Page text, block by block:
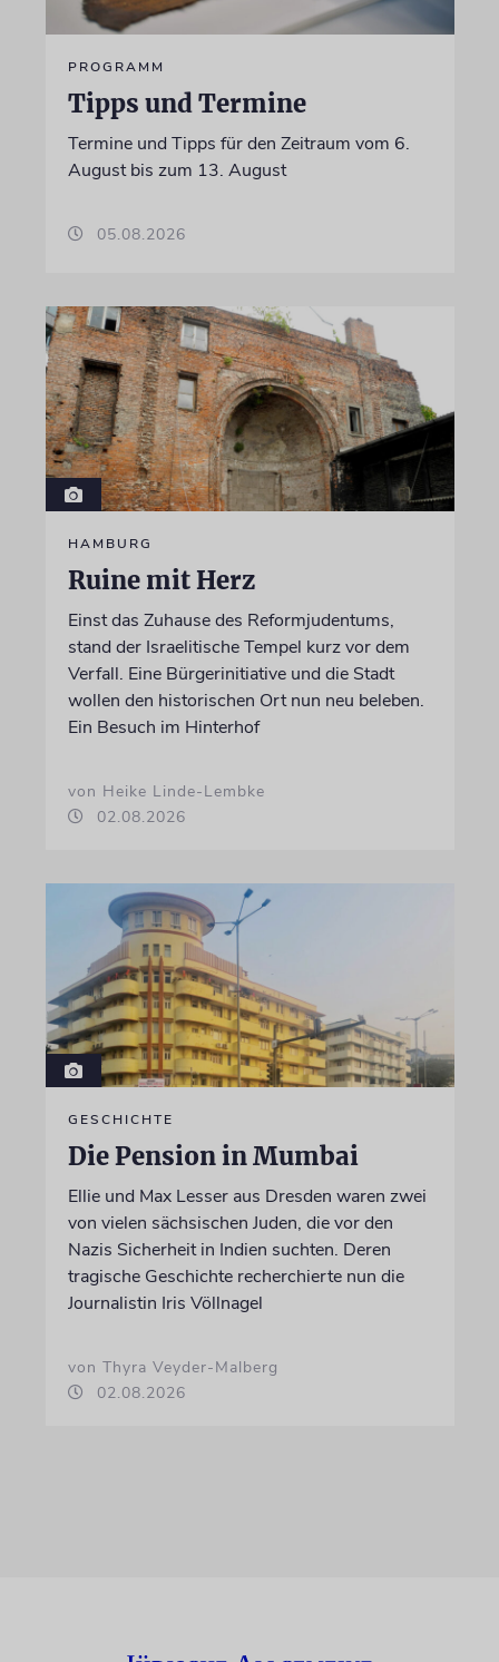
PROGRAMM
Tipps und Termine
Termine und Tipps für den Zeitraum vom 6.
August bis zum 13. August
05.08.2026
HAMBURG
Ruine mit Herz
Einst das Zuhause des Reformjudentums,
stand der Israelitische Tempel kurz vor dem
Verfall. Eine Bürgerinitiative und die Stadt
wollen den historischen Ort nun neu beleben.
Ein Besuch im Hinterhof
von Heike Linde-Lembke
02.08.2026
GESCHICHTE
Die Pension in Mumbai
Ellie und Max Lesser aus Dresden waren zwei
von vielen sächsischen Juden, die vor den
Nazis Sicherheit in Indien suchten. Deren
tragische Geschichte recherchierte nun die
Journalistin Iris Völlnagel
von Thyra Veyder-Malberg
02.08.2026